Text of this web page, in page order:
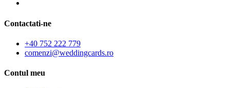
Contactati-ne
+40 752 222 779
comenzi@weddingcards.ro
Contul meu